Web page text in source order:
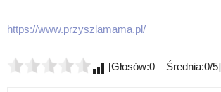
https://www.przyszlamama.pl/
[Głosów:0 Średnia:0/5]